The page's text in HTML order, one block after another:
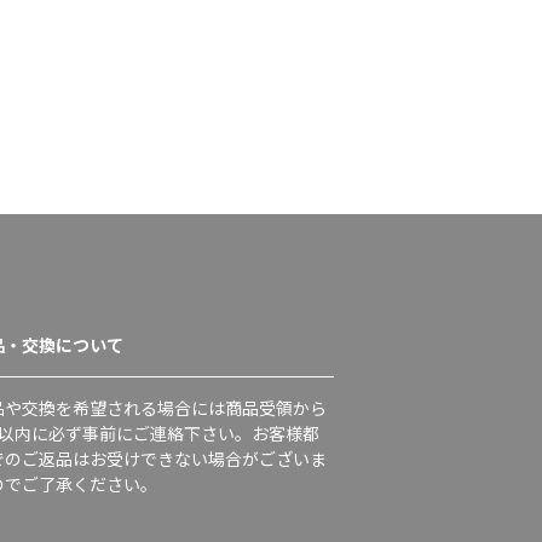
・交換について
や交換を希望される場合には商品受領から
内に必ず事前にご連絡下さい。お客様都
のご返品はお受けできない場合がございま
ご了承ください。